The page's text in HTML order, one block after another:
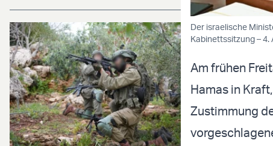
Der israelische
Kabinettssitzung – 4.
Am frühen
Hamas in
Zustimmung